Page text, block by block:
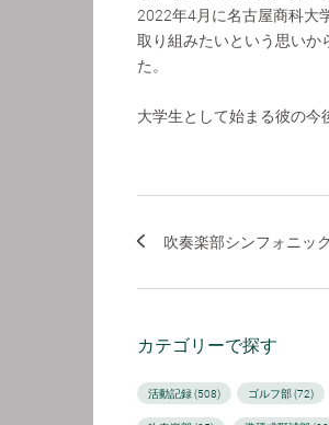
2022年4月に名古屋商科大
取り組みたいという思いか
た。
大学生として始まる彼の今
吹奏楽部シンフォニッ
カテゴリーで探す
活動記録 (508) ゴルフ部 (72)